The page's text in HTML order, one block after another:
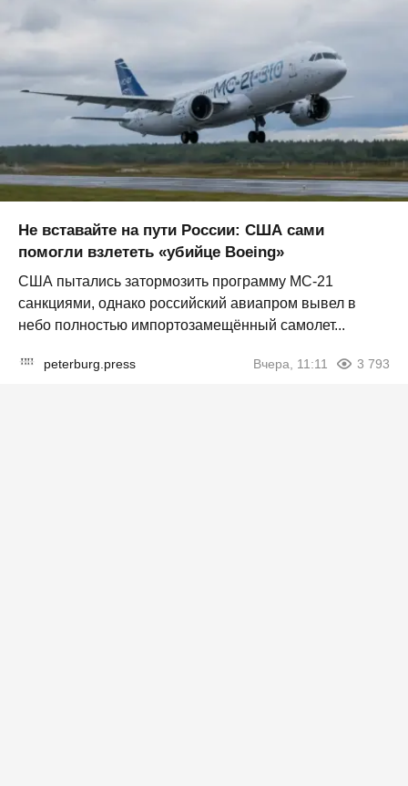
Не вставайте на пути России: США сами
помогли взлететь «убийце Boeing»
США пытались затормозить программу МС-21
санкциями, однако российский авиапром вывел в
небо полностью импортозамещённый самолет...
peterburg.press Вчера, 11:11 3 793